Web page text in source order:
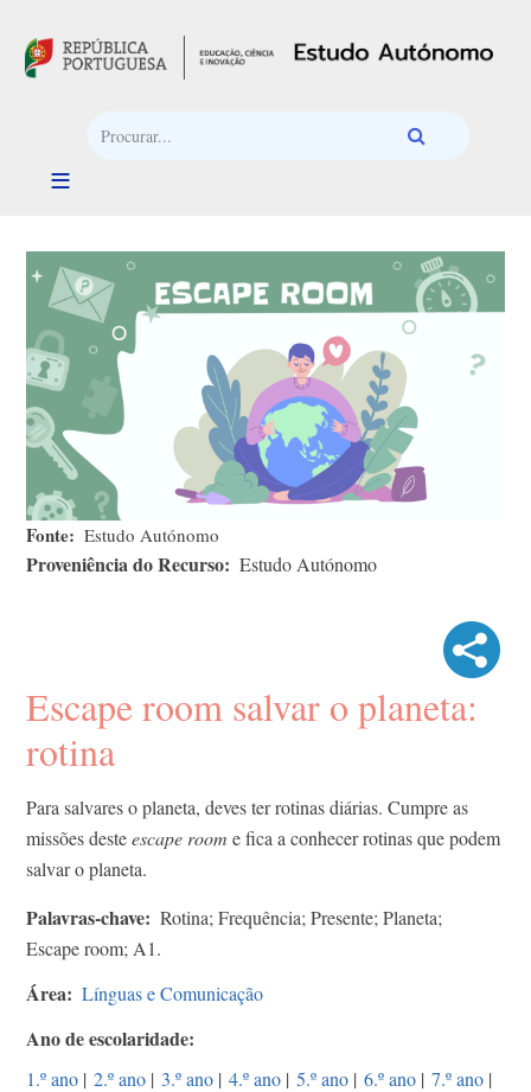
Fonte Estudo Autónomo
Proveniência do Recurso Estudo Autónomo
Escape room salvar o planeta:
rotina
Para salvares o planeta, deves ter rotinas diárias. Cumpre as
missões desteescape room e fica a conhecer rotinas que podem
salvar o planeta.
Palavras-chave
Rotina; Frequência; Presente; Planeta;
Escape room; A1.
Área Línguas e Comunicação
Ano de escolaridade
1.º ano | 2.º ano | 3.º ano | 4.º ano | 5.º ano | 6.º ano | 7.º ano |